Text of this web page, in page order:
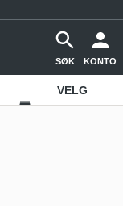
SØK KONTO
VELG